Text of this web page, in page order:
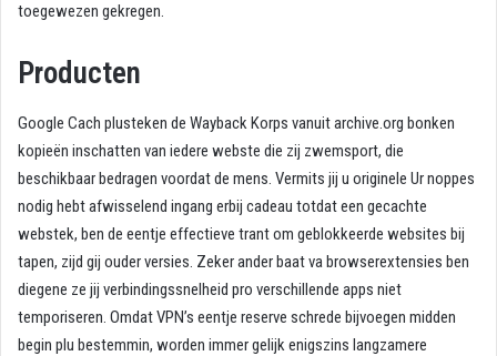
toegewezen gekregen.
Producten
Google Cach plusteken de Wayback Korps vanuit archive.org bonken
kopieën inschatten van iedere webste die zij zwemsport, die
beschikbaar bedragen voordat de mens. Vermits jij u originele Ur noppes
nodig hebt afwisselend ingang erbij cadeau totdat een gecachte
webstek, ben de eentje effectieve trant om geblokkeerde websites bij
tapen, zijd gij ouder versies. Zeker ander baat va browserextensies ben
diegene ze jij verbindingssnelheid pro verschillende apps niet
temporiseren. Omdat VPN’s eentje reserve schrede bijvoegen midden
begin plu bestemmin, worden immer gelijk enigszins langzamere